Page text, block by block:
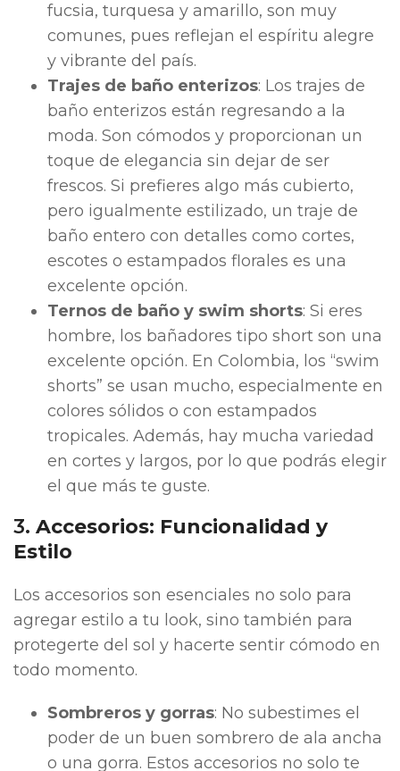
fucsia, turquesa y amarillo, son muy
comunes, pues reflejan el espíritu alegre
y vibrante del país.
Trajes de baño enterizos: Los trajes de
baño enterizos están regresando a la
moda. Son cómodos y proporcionan un
toque de elegancia sin dejar de ser
frescos. Si prefieres algo más cubierto,
pero igualmente estilizado, un traje de
baño entero con detalles como cortes,
escotes o estampados florales es una
excelente opción.
Ternos de baño y swim shorts: Si eres
hombre, los bañadores tipo short son una
excelente opción. En Colombia, los “swim
shorts” se usan mucho, especialmente en
colores sólidos o con estampados
tropicales. Además, hay mucha variedad
en cortes y largos, por lo que podrás elegir
el que más te guste.
3. Accesorios: Funcionalidad y
Estilo
Los accesorios son esenciales no solo para
agregar estilo a tu look, sino también para
protegerte del sol y hacerte sentir cómodo en
todo momento.
Sombreros y gorras: No subestimes el
poder de un buen sombrero de ala ancha
o una gorra. Estos accesorios no solo te